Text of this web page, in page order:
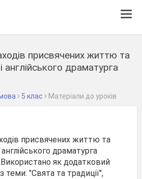
присвячених життю та
англійського драматурга
5 клас Матеріали до уроків
присвячених життю та
англійського драматурга
як додатковий
теми: "Свята та традиції",